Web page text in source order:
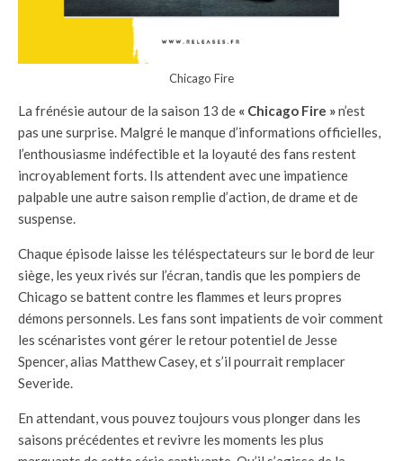
Chicago Fire
La frénésie autour de la saison 13 de « Chicago Fire »n’est
pas une surprise. Malgré le manque d’informations officielles,
l’enthousiasme indéfectible et la loyauté des fans restent
incroyablement forts. Ils attendent avec une impatience
palpable une autre saison remplie d’action, de drame et de
suspense.
Chaque épisode laisse les téléspectateurs sur le bord de leur
siège, les yeux rivés sur l’écran, tandis que les pompiers de
Chicago se battent contre les flammes et leurs propres
démons personnels. Les fans sont impatients de voir comment
les scénaristes vont gérer le retour potentiel de Jesse
Spencer, alias Matthew Casey, et s’il pourrait remplacer
Severide.
En attendant, vous pouvez toujours vous plonger dans les
saisons précédentes et revivre les moments les plus